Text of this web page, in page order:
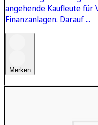
angehende Kaufleute für
Finanzanlagen. Darauf ...
Merken